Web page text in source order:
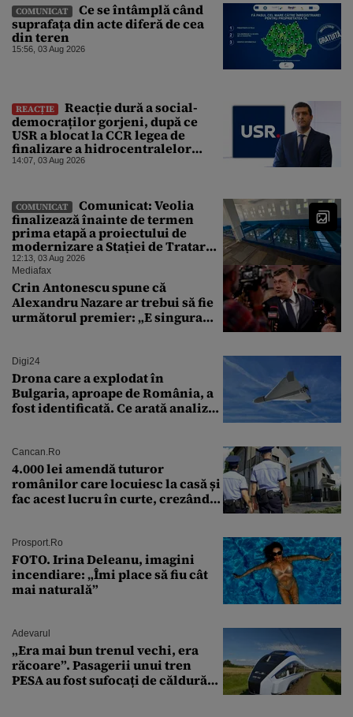
COMUNICAT
Ce se întâmplă când
suprafața din acte diferă de cea
din teren
15:56, 03 Aug 2026
REACȚIE
Reacție dură a social-
democraților gorjeni, după ce
USR a blocat la CCR legea de
finalizare a hidrocentralelor
abandonate. „Nu ne-ar surprinde
abătut o cupolă de foc”
14:07, 03 Aug 2026
COMUNICAT
Comunicat: Veolia
finalizează înainte de termen
prima etapă a proiectului de
modernizare a Stației de Tratare a
Apei Potabile Cerbureni
12:13, 03 Aug 2026
Mediafax
Crin Antonescu spune că
Alexandru Nazare ar trebui să fie
următorul premier: „E singura
Digi24
Drona care a explodat în
Bulgaria, aproape de România, a
fost identificată. Ce arată analiza
Cancan.ro
4.000 lei amendă tuturor
românilor care locuiesc la casă și
fac acest lucru în curte, crezând
Prosport.ro
FOTO. Irina Deleanu, imagini
incendiare: „Îmi place să fiu cât
mai naturală”
Adevarul
„Era mai bun trenul vechi, era
răcoare”. Pasagerii unui tren
PESA au fost sufocați de căldură